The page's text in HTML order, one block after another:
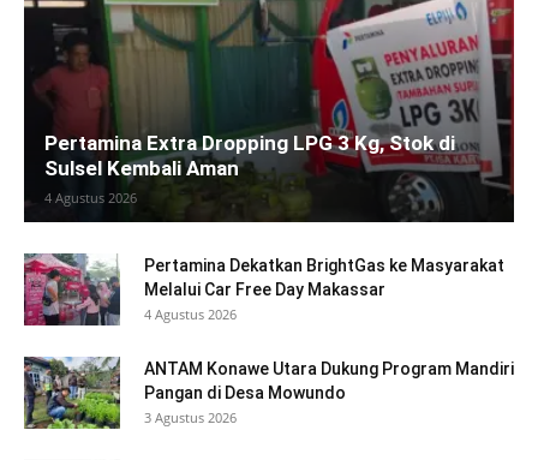
Pertamina Extra Dropping LPG 3 Kg, Stok di
Sulsel Kembali Aman
4 Agustus 2026
Pertamina Dekatkan BrightGas ke Masyarakat
Melalui Car Free Day Makassar
4 Agustus 2026
ANTAM Konawe Utara Dukung Program Mandiri
Pangan di Desa Mowundo
3 Agustus 2026